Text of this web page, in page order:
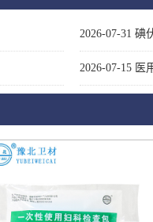
2026-07-31 碘
2026-07-15 医